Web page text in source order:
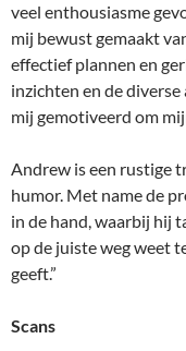
veel enthousiasme
mij bewust gemaakt
effectief plannen en
inzichten en de
mij gemotiveerd om
Andrew is een rustige
humor. Met name de
in de hand, waarbij hij
op de juiste weg weet
geeft.”
Scans